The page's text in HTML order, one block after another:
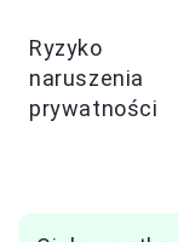
Ryzyko
naruszenia
prywatności